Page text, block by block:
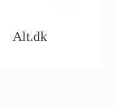
Alt.dk